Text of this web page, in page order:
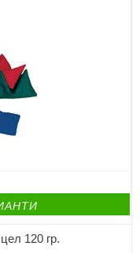
120 гр.